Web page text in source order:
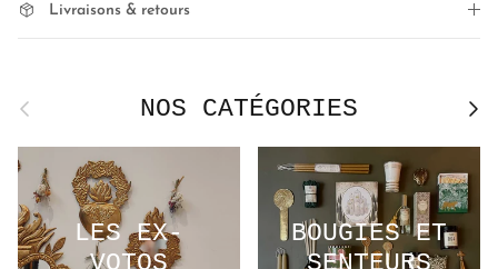
Livraisons & retours
Précédent NOS CATÉGORIES
LES EX-
BOUGIES ET